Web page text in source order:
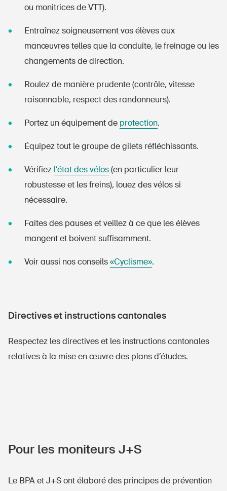
Page d'accueil
ou monitrices de VTT).
Entraînez soigneusement vos élèves aux
manœuvres telles que la conduite, le freinage ou les
changements de direction.
Roulez de manière prudente (contrôle, vitesse
raisonnable, respect des randonneurs).
Portez un équipement de protection.
Équipez tout le groupe de gilets réfléchissants.
Vérifiez l’état des vélos(en particulier leur
robustesse et les freins), louez des vélos si
nécessaire.
Faites des pauses et veillez à ce que les élèves
mangent et boivent suffisamment.
Voir aussi nos conseils«Cyclisme».
Directives et instructions cantonales
Respectez les directives et les instructions cantonales
relatives à la mise en œuvre des plans d’études.
Pour les moniteurs J+S
Le BPA et J+S ont élaboré des principes de prévention